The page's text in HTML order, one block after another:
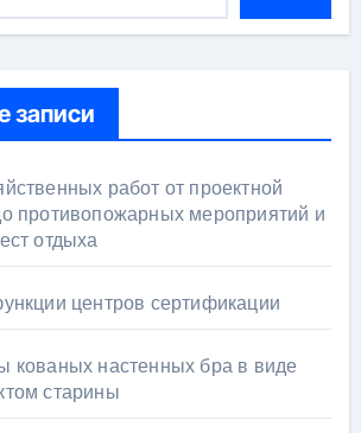
записи
работ от проектной
противопожарных мероприятий и
отдыха
центров сертификации
кованых настенных бра в виде
старины